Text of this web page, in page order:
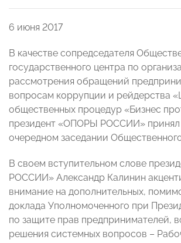
6 июня 2017
В качестве сопредседателя
государственного центра по
рассмотрения обращений
вопросам коррупции и рейдерства
общественных процедур «Бизнес
президент «ОПОРЫ РОССИИ» принял
очередном заседании
В своем вступительном слове
РОССИИ» Александр Калинин
внимание на дополнительных,
доклада Уполномоченного при
по защите прав предпринимателей,
решения системных вопросов –